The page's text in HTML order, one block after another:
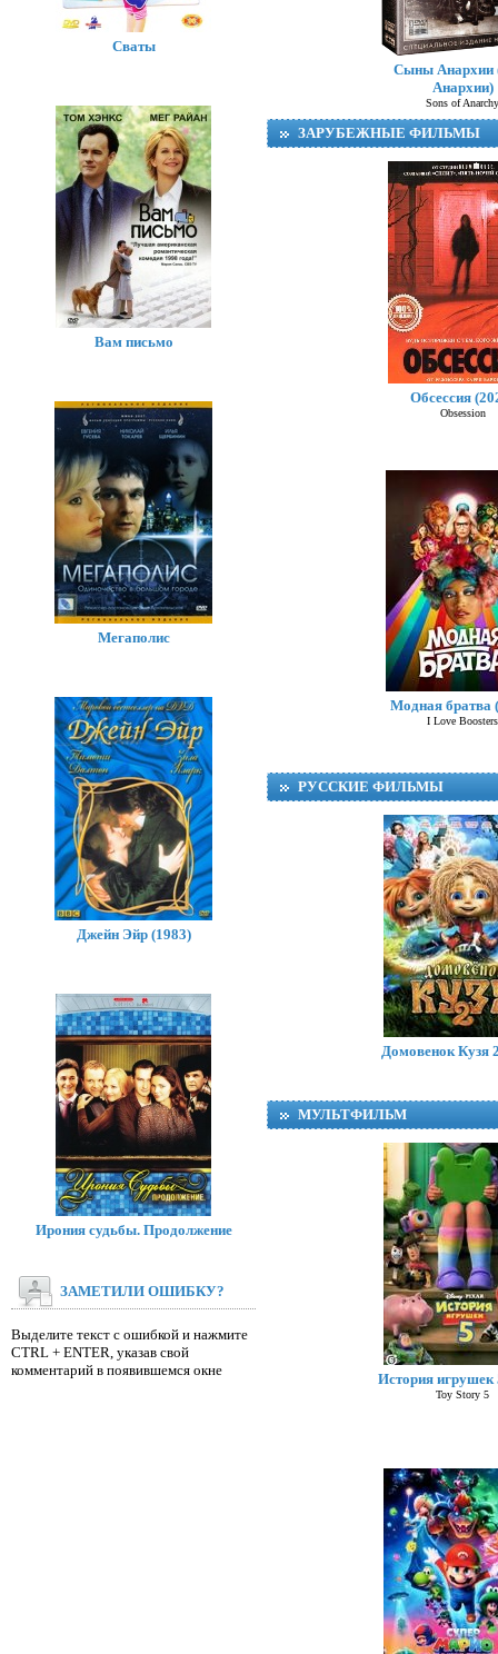
Сыны Анархии
Анархии)
Sons of Anarchy
ЗАРУБЕЖНЫЕ ФИЛЬМЫ
Обсессия
Obsession
Модная братва
I Love Boosters
Каратель:
убийство
РУССКИЕ ФИЛЬМЫ
Домовенок Кузя
МУЛЬТФИЛЬМ
История игрушек
Toy Story 5
Сваты
Вам письмо
Мегаполис
Джейн Эйр (1983)
Ирония судьбы. Продолжение
ЗАМЕТИЛИ ОШИБКУ?
Выделите текст с ошибкой и нажмите
CTRL + ENTER, указав свой
комментарий в появившемся окне